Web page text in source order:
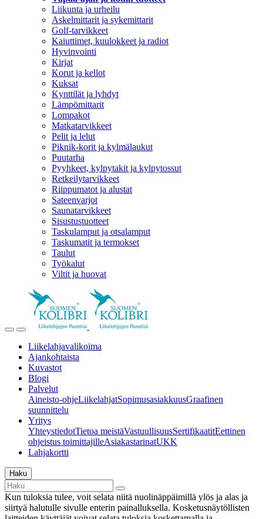
Liikunta ja urheilu
Askelmittarit ja sykemittarit
Golf-tarvikkeet
Kaiuttimet, kuulokkeet ja radiot
Hyvinvointi
Kirjat
Korut ja kellot
Kuksat
Kynttilät ja lyhdyt
Lämpömittarit
Lompakot
Matkatarvikkeet
Pelit ja lelut
Piknik-korit ja kylmälaukut
Puutarha
Pyyhkeet, kylpytakit ja kylpytossut
Retkeilytarvikkeet
Riippumatot ja alustat
Sateenvarjot
Saunatarvikkeet
Sisustustuotteet
Taskulamput ja otsalamput
Taskumatit ja termokset
Taulut
Työkalut
Viltit ja huovat
Liikelahjavalikoima
Ajankohtaista
Kuvastot
Blogi
Palvelut
Aineisto-ohjeLiikelahjatSopimusasiakkuusGraafinen
suunnittelu
Yritys
YhteystiedotTietoa meistäVastuullisuusSertifikaatitEettinen
ohjeistus toimittajilleAsiakastarinatUKK
Lahjakortti
Haku
Kun tuloksia tulee, voit selata niitä nuolinäppäimillä ylös ja alas ja
siirtyä halutulle sivulle enterin painalluksella. Kosketusnäytöllisten